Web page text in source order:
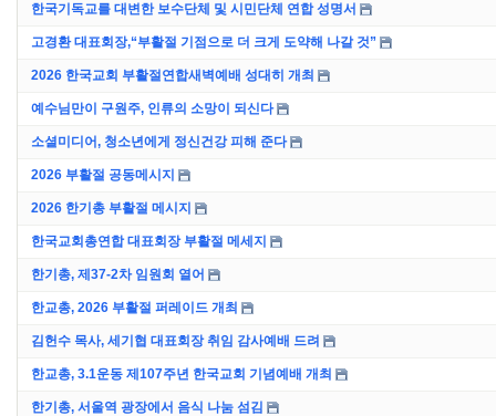
한국기독교를 대변한 보수단체 및 시민단체 연합 성명서
고경환 대표회장,“부활절 기점으로 더 크게 도약해 나갈 것”
2026 한국교회 부활절연합새벽예배 성대히 개최
예수님만이 구원주, 인류의 소망이 되신다
소셜미디어, 청소년에게 정신건강 피해 준다
2026 부활절 공동메시지
2026 한기총 부활절 메시지
한국교회총연합 대표회장 부활절 메세지
한기총, 제37-2차 임원회 열어
한교총, 2026 부활절 퍼레이드 개최
김헌수 목사, 세기협 대표회장 취임 감사예배 드려
한교총, 3.1운동 제107주년 한국교회 기념예배 개최
한기총, 서울역 광장에서 음식 나눔 섬김